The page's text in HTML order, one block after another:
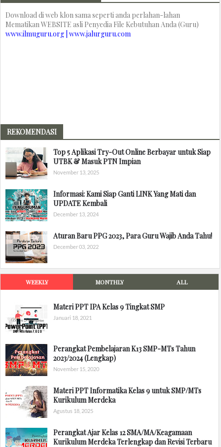
Download di web klon sama seperti anda perlahan-lahan
Mematikan WEBSITE asli Penyedia File Kebutuhan Anda (Guru)
www.ilmuguru.org | www.jalurguru.com
REKOMENDASI
Top 5 Aplikasi Try-Out Online Berbayar untuk Siap
UTBK & Masuk PTN Impian
November 13, 2025
Informasi: Kami Siap Ganti LINK Yang Mati dan
UPDATE Kembali
December 13, 2024
Aturan Baru PPG 2023, Para Guru Wajib Anda Tahu!
December 03, 2022
WEEKLY MONTHLY ALL
Materi PPT IPA Kelas 9 Tingkat SMP
Januari 18, 2021
Perangkat Pembelajaran K13 SMP-MTs Tahun
2023/2024 (Lengkap)
November 15, 2020
Materi PPT Informatika Kelas 9 untuk SMP/MTs
Kurikulum Merdeka
Agustus 18, 2025
Perangkat Ajar Kelas 12 SMA/MA/Keagamaan
Kurikulum Merdeka Terlengkap dan Revisi Terbaru